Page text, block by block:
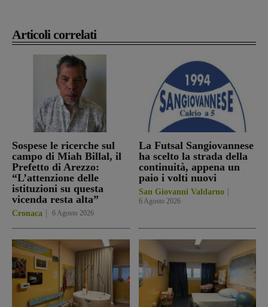
Articoli correlati
Sospese le ricerche sul
campo di Miah Billal, il
Prefetto di Arezzo:
“L’attenzione delle
istituzioni su questa
vicenda resta alta”
Cronaca 6 Agosto 2026
La Futsal Sangiovannese
ha scelto la strada della
continuità, appena un
paio i volti nuovi
San Giovanni Valdarno
6 Agosto 2026